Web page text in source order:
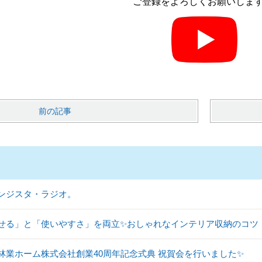
前の記事
ジスタ・ラジオ。
る」と「使いやすさ」を両立✨おしゃれなインテリア収納のコツ
業ホーム株式会社創業40周年記念式典 祝賀会を行いました✨